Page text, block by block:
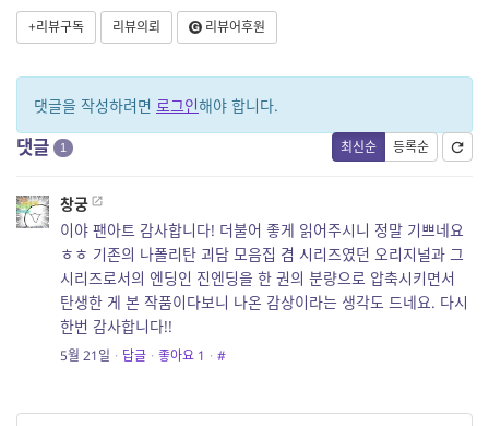
+리뷰구독 리뷰의뢰 리뷰어후원
댓글을 작성하려면 로그인해야 합니다.
최신순 등록순
댓글 1
창궁
이야 팬아트 감사합니다! 더불어 좋게 읽어주시니 정말 기쁘네요
ㅎㅎ 기존의 나폴리탄 괴담 모음집 겸 시리즈였던 오리지널과 그
시리즈로서의 엔딩인 진엔딩을 한 권의 분량으로 압축시키면서
탄생한 게 본 작품이다보니 나온 감상이라는 생각도 드네요. 다시
한번 감사합니다!!
5월 21일 · 답글 · 좋아요 1 · #